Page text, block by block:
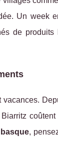
Un week
de
,